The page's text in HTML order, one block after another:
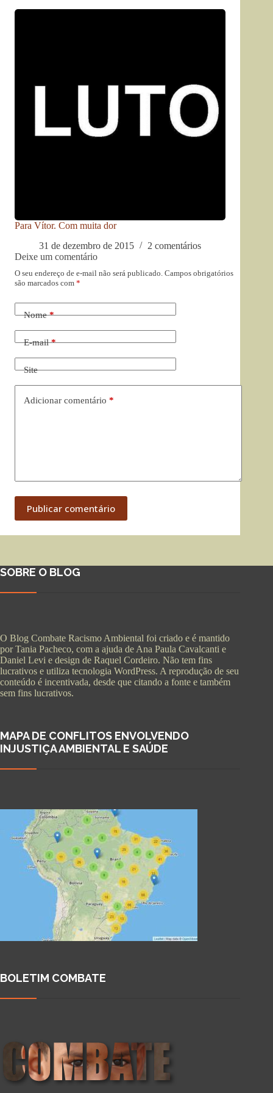
Para Vítor. Com muita dor
31 de dezembro de 2015
2 comentários
Deixe um comentário
O seu endereço de e-mail não será publicado. Campos obrigatórios
são marcados com *
Nome*
E-mail*
Site
Adicionar comentário *
Publicar comentário
SOBRE O BLOG
O Blog Combate Racismo Ambiental foi criado e é mantido
por Tania Pacheco, com a ajuda de Ana Paula Cavalcanti e
Daniel Levi e design de Raquel Cordeiro. Não tem fins
lucrativos e utiliza tecnologia WordPress. A reprodução de seu
conteúdo é incentivada, desde que citando a fonte e também
sem fins lucrativos.
MAPA DE CONFLITOS ENVOLVENDO
INJUSTIÇA AMBIENTAL E SAÚDE
BOLETIM COMBATE